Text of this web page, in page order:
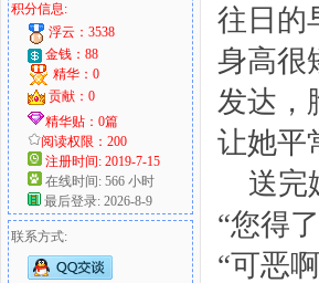
爱
好
积分信息:
浮云：3538
金钱：88
精华：0
贡献：0
精华贴：0篇
阅读权限：200
注册时间: 2019-7-15
在线时间: 566 小时
最后登录: 2026-8-9
联系方式:
往日的
身高很
发达，
让她平
送完
“您得
“可恶